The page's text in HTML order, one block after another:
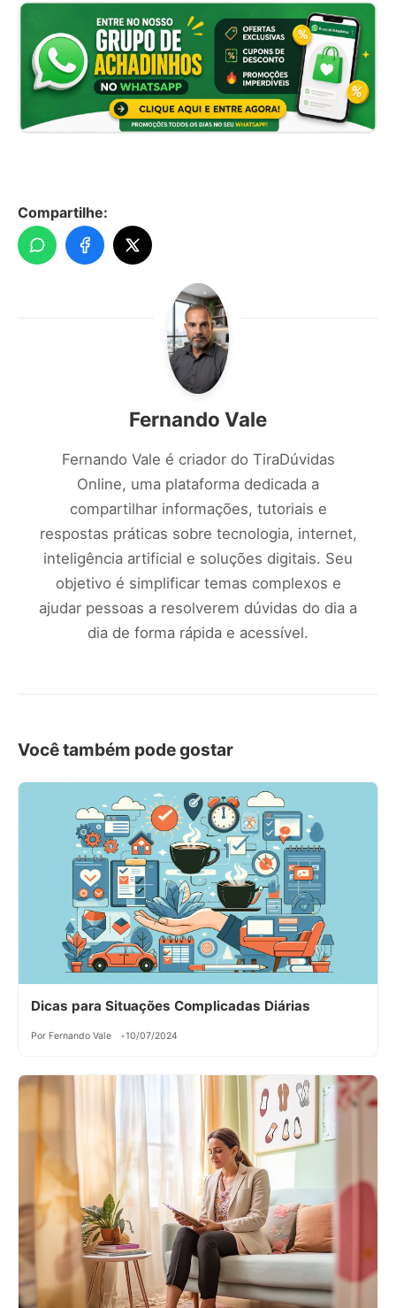
Compartilhe:
Fernando Vale
Fernando Vale é criador do TiraDúvidas
Online, uma plataforma dedicada a
compartilhar informações, tutoriais e
respostas práticas sobre tecnologia, internet,
inteligência artificial e soluções digitais. Seu
objetivo é simplificar temas complexos e
ajudar pessoas a resolverem dúvidas do dia a
dia de forma rápida e acessível.
Você também pode gostar
Dicas para Situações Complicadas Diárias
Por Fernando Vale 10/07/2024